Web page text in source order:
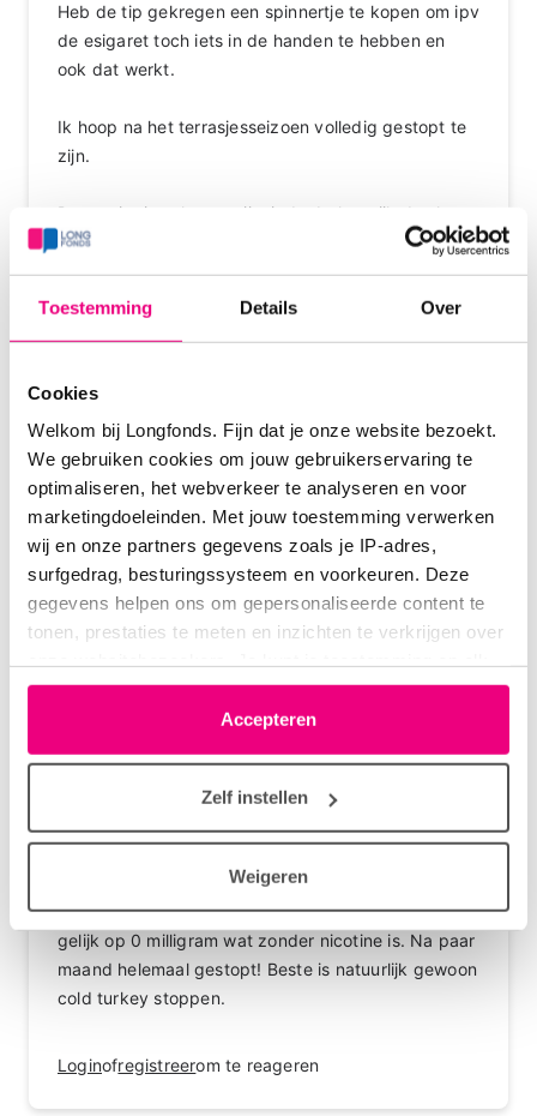
Toestemming Details Over
Cookies
Welkom bij Longfonds. Fijn dat je onze website bezoekt.
We gebruiken cookies om jouw gebruikerservaring te
optimaliseren, het webverkeer te analyseren en voor
marketingdoeleinden. Met jouw toestemming verwerken
wij en onze partners gegevens zoals je IP-adres,
surfgedrag, besturingssysteem en voorkeuren. Deze
gegevens helpen ons om gepersonaliseerde content te
tonen, prestaties te meten en inzichten te verkrijgen over
moment wijzigen of intrekken via het cookie-icoontje
linksonder elke pagina. De lijst met partners is te vinden
in het tabblad “details”.
Accepteren
Zelf instellen
Weigeren
Heb de tip gekregen een spinnertje te kopen om ipv
de esigaret toch iets in de handen te hebben en
ook dat werkt.
Ik hoop na het terrasjesseizoen volledig gestopt te
zijn.
De manier is volgens mij minder belangrijk dan het
eindresultaat.
Het duurt iets langer maar inmiddels heb ik 5
Heb geen last gehad van afkickverschijnselen zoals
Ben ervan overtuigd dat dit een succesvolle poging
is omdat ik beloont wordt doordat ik er zoveel voor
terug krijg.
Loginofregistreerom te reageren
01-03-2019 om 14:41 uur
Dit geldt voor mij ook Linda, via een vriend in
contact gekomen met mensen van
en zei hebben bij destijds de green line (zoiets)
chemicaliën aan toegevoegd werden. Meen mij te
herinneren dat ik smaakloos heb gedampt en begon
gelijk op 0 milligram wat zonder nicotine is. Na paar
maand helemaal gestopt! Beste is natuurlijk gewoon
cold turkey stoppen.
Loginofregistreerom te reageren